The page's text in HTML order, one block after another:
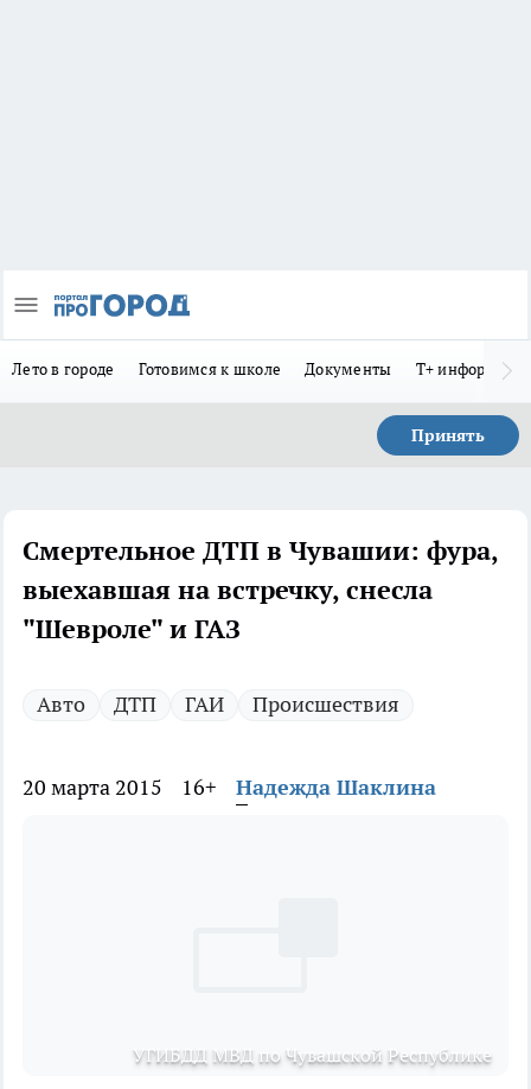
Лето в городе Готовимся к школе Документы Т+
Принять
Смертельное ДТП в Чувашии: фура,
выехавшая на встречку, снесла
"Шевроле" и ГАЗ
Авто ДТП ГАИ Происшествия
20 марта 2015 16+ Надежда Шаклина
УГИБДД МВД по Чувашской Республике